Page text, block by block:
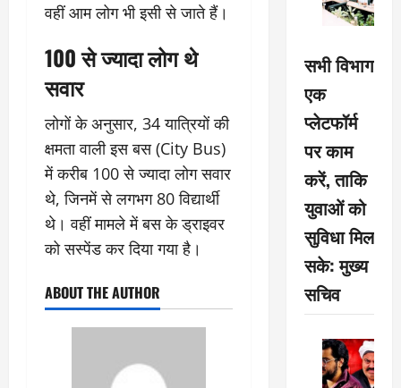
वहीं आम लोग भी इसी से जाते हैं।
100 से ज्यादा लोग थे
सवार
लोगों के अनुसार, 34 यात्रियों की
क्षमता वाली इस बस (City Bus)
में करीब 100 से ज्यादा लोग सवार
थे, जिनमें से लगभग 80 विद्यार्थी
थे। वहीं मामले में बस के ड्राइवर
को सस्पेंड कर दिया गया है।
ABOUT THE AUTHOR
सभी विभाग
एक
प्लेटफॉर्म
पर काम
करें, ताकि
युवाओं को
सुविधा मिल
सके: मुख्य
सचिव